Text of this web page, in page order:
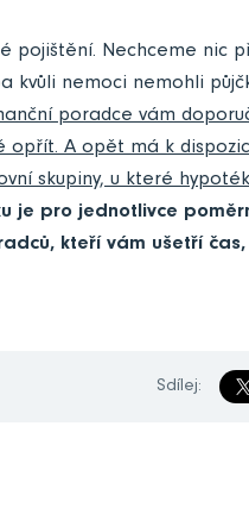
pojištění. Nechceme nic
kvůli nemoci nemohli
poradce vám
opřít. A opět má k
skupiny, u které
je pro jednotlivce
kteří vám ušetří
Sdílej: